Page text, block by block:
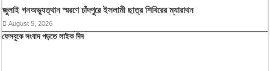
জুলাই গনঅভ্যুত্থান স্মরণে চাঁদপুরে ইসলামী ছাত্র শিবিরের ম্যারাথন
August 5, 2026
ফেসবুকে সংবাদ পড়তে লাইক দিন